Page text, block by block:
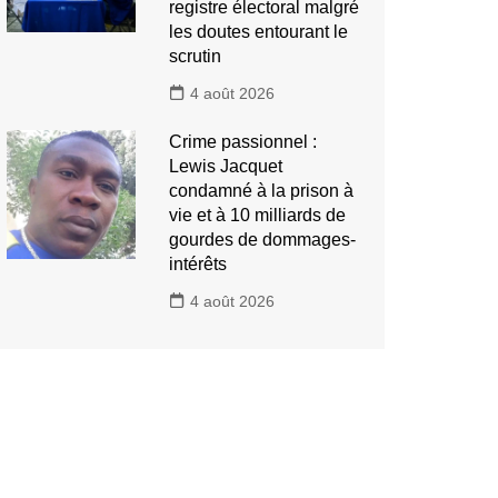
registre électoral malgré
les doutes entourant le
scrutin
4 août 2026
Crime passionnel :
Lewis Jacquet
condamné à la prison à
vie et à 10 milliards de
gourdes de dommages-
intérêts
4 août 2026